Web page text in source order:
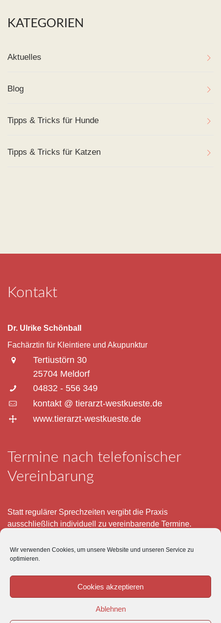
Wir verwenden Cookies, um unsere Website und unseren Service zu
optimieren.
Cookies akzeptieren
Ablehnen
KATEGORIEN
Aktuelles
Blog
Tipps & Tricks für Hunde
Tipps & Tricks für Katzen
Kontakt
Dr. Ulrike Schönball
Fachärztin für Kleintiere und Akupunktur
Tertiustörn 30
25704 Meldorf
04832 - 556 349
kontakt @ tierarzt-westkueste.de
www.tierarzt-westkueste.de
Termine nach telefonischer
Vereinbarung
Statt regulärer Sprechzeiten vergibt die Praxis
ausschließlich individuell zu vereinbarende Termine.
– 12 und 15 – 18 Uhr.
Im Übrigen ist der Tierärztliche Notdienst unter Tel: 0180-